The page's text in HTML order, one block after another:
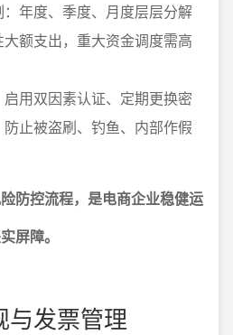
年度、季度、月度层层分解
额支出，重大资金调度需高
用双因素认证、定期更换密
止被盗刷、钓鱼、内部作假
防控流程，是电商企业稳健运
屏障。
与发票管理